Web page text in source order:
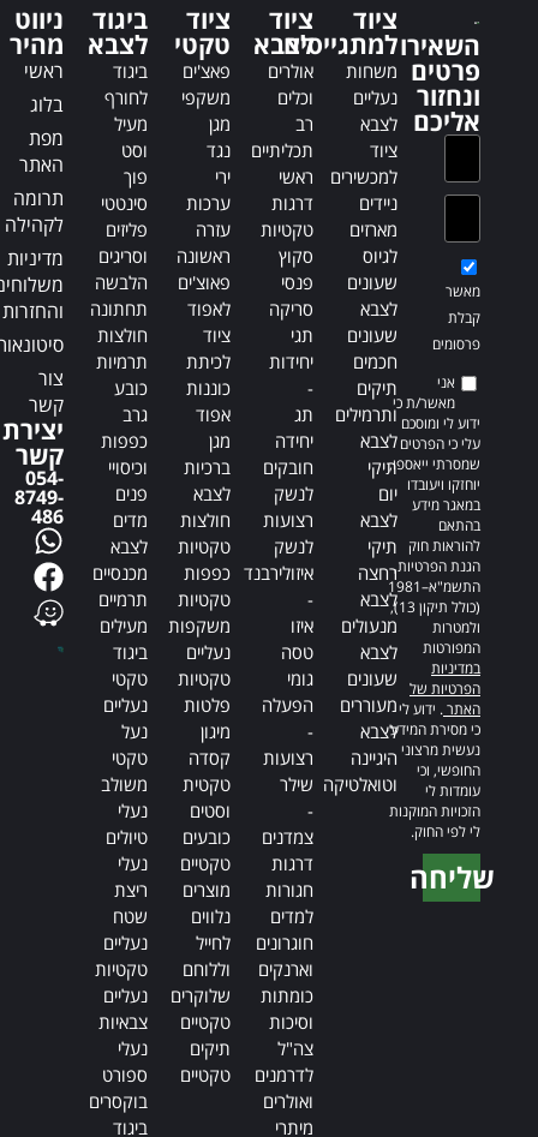
a
t
v
e
i
v
השאירו
פרטים
ונחזור
אליכם
מאשר
קבלת
פרסומים
אני
מאשר/ת כי
ידוע לי ומוסכם
עלי כי הפרטים
שמסרתי ייאספו,
יוחזקו ויעובדו
במאגר מידע
בהתאם
להוראות חוק
הגנת הפרטיות,
התשמ"א–1981
(כולל תיקון 13),
ולמטרות
המפורטות
במדיניות
הפרטיות של
האתר. ידוע לי
כי מסירת המידע
נעשית מרצוני
החופשי, וכי
עומדות לי
הזכויות המוקנות
לי לפי החוק.
שליחה
ציוד
למתגייסים
משחות
נעליים
לצבא
ציוד
למכשירים
ניידים
מארזים
לגיוס
שעונים
לצבא
שעונים
חכמים
תיקים
ותרמילים
לצבא
תיקי
יום
לצבא
תיקי
רחצה
לצבא
מנעולים
לצבא
שעונים
מעוררים
לצבא
היגיינה
וטואלטיקה
ציוד
לצבא
אולרים
וכלים
רב
תכליתיים
ראשי
דרגות
טקטיות
סקוץ
פנסי
סריקה
תגי
יחידות
-
תג
יחידה
חובקים
לנשק
רצועות
לנשק
איזולירבנד
-
איזו
טסה
גומי
הפעלה
-
רצועות
שילר
-
צמדנים
דרגות
חגורות
למדים
חוגרונים
וארנקים
כומתות
וסיכות
צה"ל
לדרמנים
ואולרים
מיתרי
ציוד
טקטי
פאצ'ים
משקפי
מגן
נגד
ירי
ערכות
עזרה
ראשונה
פאוצ'ים
לאפוד
ציוד
לכיתת
כוננות
אפוד
מגן
ברכיות
לצבא
חולצות
טקטיות
כפפות
טקטיות
משקפות
נעליים
טקטיות
פלטות
מיגון
קסדה
טקטית
וסטים
כובעים
טקטיים
מוצרים
נלווים
לחייל
וללוחם
שלוקרים
טקטיים
תיקים
טקטיים
ביגוד
לצבא
ביגוד
לחורף
מעיל
וסט
פוך
סינטטי
פליזים
וסריגים
הלבשה
תחתונה
חולצות
תרמיות
כובע
גרב
כפפות
וכיסויי
פנים
מדים
לצבא
מכנסיים
תרמיים
מעילים
ביגוד
טקטי
נעליים
נעל
טקטי
משולב
נעלי
טיולים
נעלי
ריצת
שטח
נעליים
טקטיות
נעליים
צבאיות
נעלי
ספורט
בוקסרים
ביגוד
ניווט
מהיר
ראשי
בלוג
מפת
האתר
תרומה
לקהילה
מדיניות
והחזרות
צור
קשר
יצירת
קשר
054-
8749-
486